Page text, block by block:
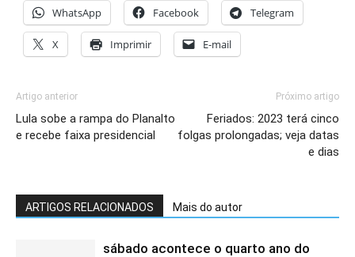
WhatsApp Facebook Telegram
X Imprimir E-mail
Artigo anterior
Lula sobe a rampa do Planalto
e recebe faixa presidencial
Próximo artigo
Feriados: 2023 terá cinco
folgas prolongadas; veja datas
e dias
ARTIGOS RELACIONADOS Mais do autor
sábado acontece o quarto ano do